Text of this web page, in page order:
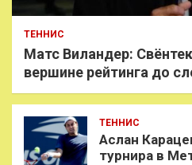
ТЕННИС
Матс Виландер:
вершине рейтинга до
ТЕННИС
Аслан
турнира в